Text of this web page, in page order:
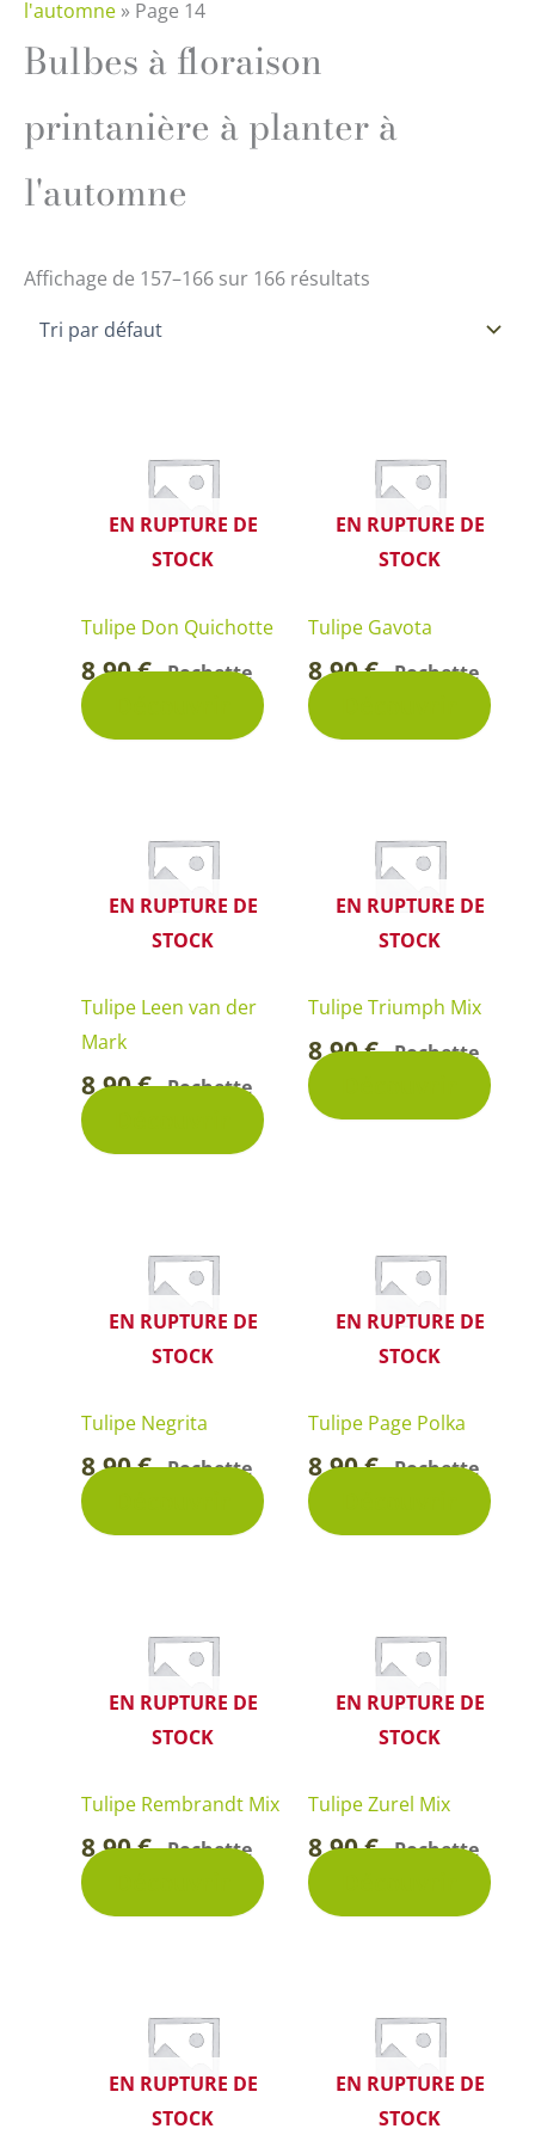
l'automne » Page 14
Bulbes à floraison
printanière à planter à
l'automne
Affichage de 157–166 sur 166 résultats
EN RUPTURE DE
STOCK
Tulipe Don Quichotte
8,90€-Pochette
EN RUPTURE DE
STOCK
Tulipe Gavota
8,90€-Pochette
EN RUPTURE DE
STOCK
Tulipe Leen van der
Mark
8,90€-Pochette
EN RUPTURE DE
STOCK
Tulipe Triumph Mix
8,90€-Pochette
EN RUPTURE DE
STOCK
Tulipe Negrita
8,90€-Pochette
EN RUPTURE DE
STOCK
Tulipe Page Polka
8,90€-Pochette
EN RUPTURE DE
STOCK
Tulipe Rembrandt Mix
8,90€-Pochette
EN RUPTURE DE
STOCK
Tulipe Zurel Mix
8,90€-Pochette
EN RUPTURE DE
STOCK
EN RUPTURE DE
STOCK